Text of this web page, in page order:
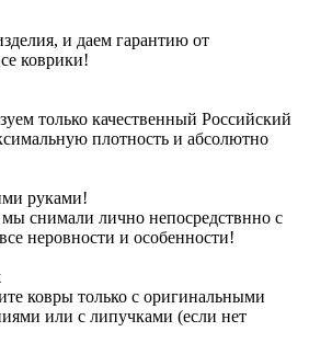
и даем гарантию от
коврики!
только качественный Российский
плотность и абсолютно
руками!
снимали лично непосредствнно с
неровности и особенности!
ковры только с оригинальными
или с липучками (если нет